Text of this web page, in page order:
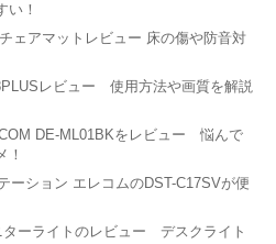
い！
ェアマットレビュー 床の傷や防音対
レビュー 使用方法や画質を解説
DE-ML01BKをレビュー 悩んで
！
ーション エレコムのDST-C17SVが便
ターライトのレビュー デスクライト